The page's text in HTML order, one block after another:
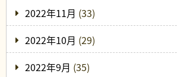
2022年11月 (33)
2022年10月 (29)
2022年9月 (35)